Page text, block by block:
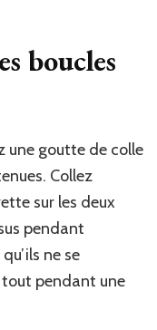
boucles
une goutte de colle
Collez
sur les deux
pendant
ne se
tout pendant une